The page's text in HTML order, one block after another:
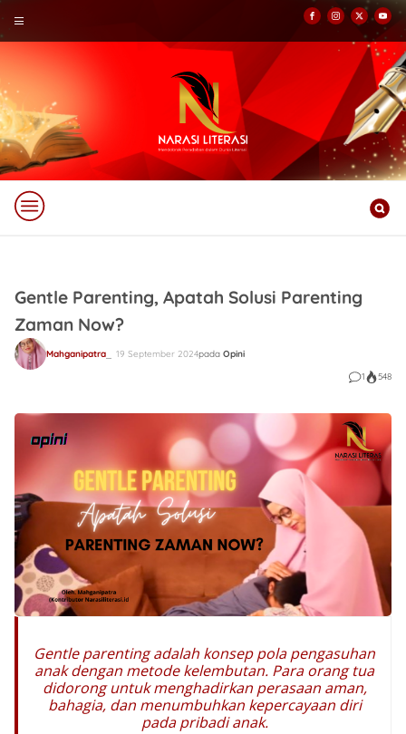
Gentle Parenting, Apatah Solusi Parenting
Zaman Now?
Mahganipatra 19 September 2024pada Opini
1
548
Gentle parenting adalah konsep pola pengasuhan
anak dengan metode kelembutan. Para orang tua
didorong untuk menghadirkan perasaan aman,
bahagia, dan menumbuhkan kepercayaan diri
pada pribadi anak.